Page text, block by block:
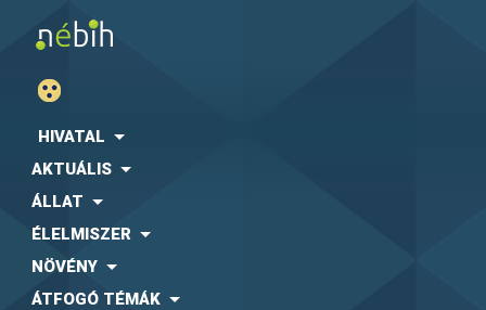
HIVATAL
AKTUÁLIS
ÁLLAT
ÉLELMISZER
NÖVÉNY
ÁTFOGÓ TÉMÁK